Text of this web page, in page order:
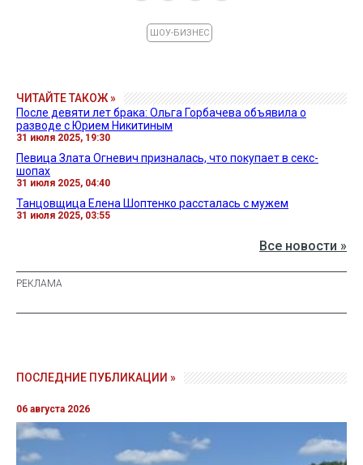
ШОУ-БИЗНЕС
ЧИТАЙТЕ ТАКОЖ »
После девяти лет брака: Ольга Горбачева объявила о
разводе с Юрием Никитиным
31 июля 2025, 19:30
Певица Злата Огневич призналась, что покупает в секс-
шопах
31 июля 2025, 04:40
Танцовщица Елена Шоптенко рассталась с мужем
31 июля 2025, 03:55
Все новости »
ПОСЛЕДНИЕ ПУБЛИКАЦИИ »
06 августа 2026